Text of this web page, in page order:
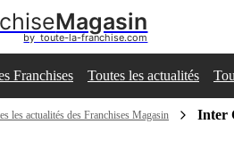
Magasin
by  toute-la-franchise.com
Franchises Toutes les actualités
les actualités des Franchises Magasin Inter